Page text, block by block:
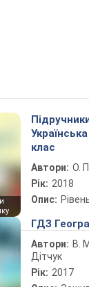
клас
Автори: О.
Рік: 2018
Опис:
ГДЗ
Автори: В.
Дітчук
Рік: 2017